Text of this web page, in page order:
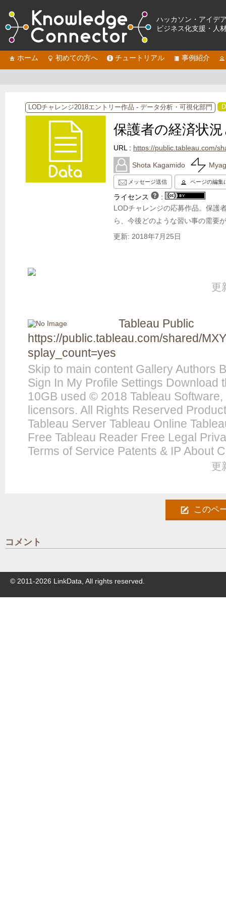
ハッカソン・アイデ
ビジネス化支援・人
ホーム 初めての方へ チュートリアル 事例紹介
LODチャレンジ2018エントリー作品 - データ分析・可視化部門
保護者の経済状
URL : https://public.tableau.com/
Shota Kagamido
メッセージ送信 ページの編集
ライセンス
:
LODチャレンジの応募作品。保護
ら、今後どのような習い事の需要
更新: 2018年7月25日
更
Tableau Public
https://public.tableau.com/shared/
splay_count=yes
Skip to main content Gallery Authors
Sign In My Profile Settings Download
10GB used © 2018 Tableau
licensors. All Rights Reserved
Tableau Server Tableau Online
Free Tableau Reader Free Legal
Terms of Service Patents & IP About
更
このペ
コメント
© 2011-2026 LinkData, All rights reserved.